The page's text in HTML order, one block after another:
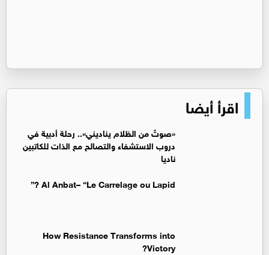
اقرأ أيضا
«صوتٌ من الظلام يناديني».. رحلة أدبية في
دروب الاستشفاء والتصالح مع الذات للكاتبين
ناديا
Al Anbat– “Le Carrelage ou Lapid ?”
How Resistance Transforms into
Victory?